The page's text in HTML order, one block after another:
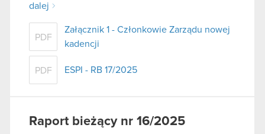
dalej
PDF
Załącznik 1 - Członkowie Zarządu nowej
kadencji
PDF ESPI - RB 17/2025
Raport bieżący nr 16/2025